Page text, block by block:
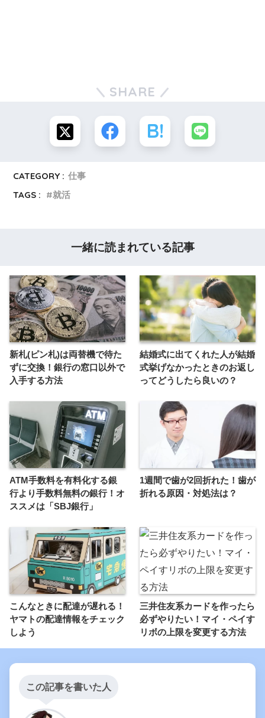
SHARE
CATEGORY : 仕事
TAGS :
就活
一緒に読まれている記事
新札(ピン札)は両替機で待た
ずに交換！銀行の窓口以外で
入手する方法
結婚式に出てくれた人が結婚
式挙げなかったときのお返し
ってどうしたら良いの？
ATM手数料を有料化する銀
行より手数料無料の銀行！オ
ススメは「SBJ銀行」
1週間で歯が2回折れた！歯が
折れる原因・対処法は？
こんなときに配達が遅れる！
ヤマトの配達情報をチェック
しよう
三井住友系カードを作ったら
必ずやりたい！マイ・ペイす
リボの上限を変更する方法
この記事を書いた人